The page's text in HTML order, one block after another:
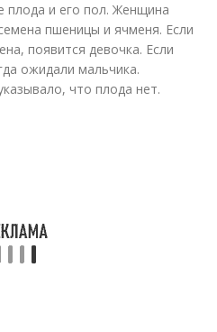
плода и его пол. Женщина
пшеницы и ячменя. Если
появится девочка. Если
ожидали мальчика.
что плода нет.